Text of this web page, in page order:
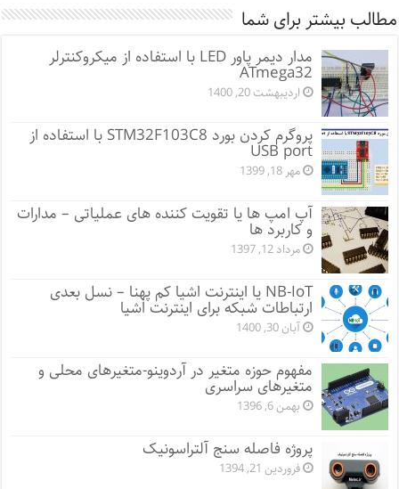
مطالب بیشتر برای شما
مدار دیمر پاور LED با استفاده از میکروکنترلر
ATmega32
اردیبهشت 20, 1400
پروگرم کردن بورد STM32F103C8 با استفاده از
USB port
مهر 18, 1399
آپ امپ ها یا تقویت کننده های عملیاتی – مدارات
و کاربرد ها
مرداد 12, 1397
NB-IoT یا اینترنت اشیا کم پهنا – نسل بعدی
ارتباطات شبکه برای اینترنت اشیا
آبان 30, 1400
مفهوم حوزه متغیر در آردوینو-متغیرهای محلی و
متغیرهای سراسری
بهمن 6, 1396
پروژه فاصله سنج آلتراسونیک
فروردین 21, 1394